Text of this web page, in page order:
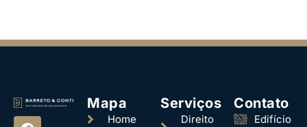
Mapa
Home
Serviços
Direito
Contato
Edifício